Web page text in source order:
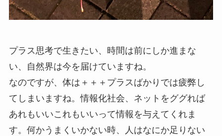
プラス思考で生きたい、時間は前にしか進まな
い、自然界は今を届けていますね。
なのですが、体は＋＋＋プラスばかりでは疲弊し
てしまいますね。情報化社会、ネットをググれば
あれもいいこれもいいって情報を与えてくれま
す。何かうまくいかない時、人はなにか足りない